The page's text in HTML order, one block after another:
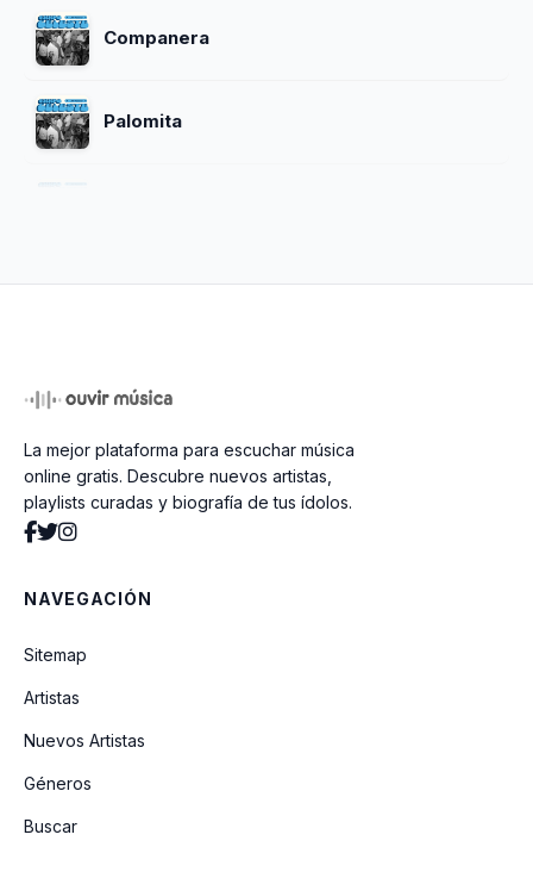
Companera
Palomita
Conflictos
Soy Cobrador
La mejor plataforma para escuchar música
online gratis. Descubre nuevos artistas,
playlists curadas y biografía de tus ídolos.
NAVEGACIÓN
Sitemap
Artistas
Nuevos Artistas
Géneros
Buscar